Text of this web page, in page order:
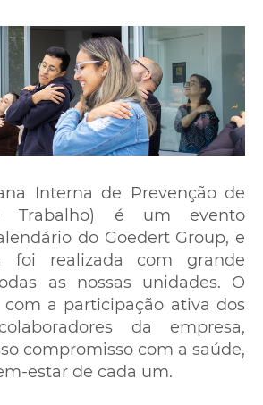
Interna de Prevenção de
Trabalho) é um evento
do Goedert Group, e
foi realizada com grande
as nossas unidades. O
a participação ativa dos
da empresa,
compromisso com a saúde,
estar de cada um.